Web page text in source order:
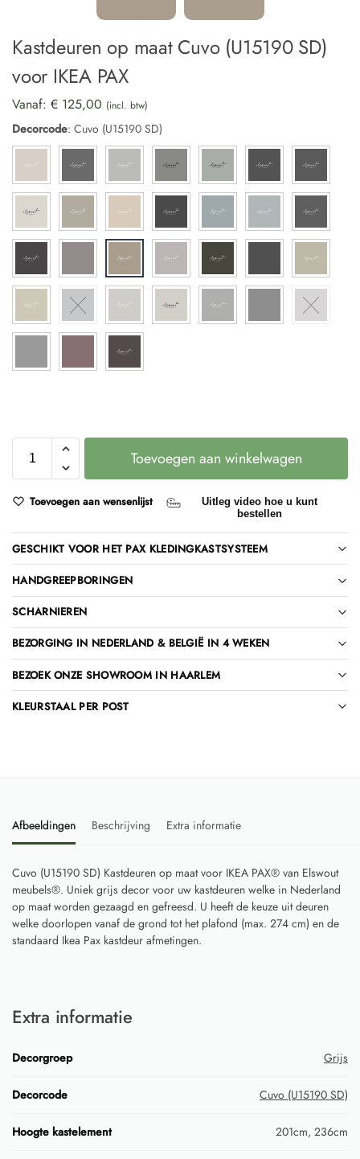
Kastdeuren op maat Cuvo (U15190 SD)
voor IKEA PAX
Vanaf: € 125,00 (incl. btw)
Decorcode: Cuvo (U15190 SD)
Toevoegen aan winkelwagen
Toevoegen aan wensenlijst
Uitleg video hoe u kunt
bestellen
GESCHIKT VOOR HET PAX KLEDINGKASTSYSTEEM
HANDGREEPBORINGEN
SCHARNIEREN
BEZORGING IN NEDERLAND & BELGIË IN 4 WEKEN
BEZOEK ONZE SHOWROOM IN HAARLEM
KLEURSTAAL PER POST
Afbeeldingen Beschrijving Extra informatie
Cuvo (U15190 SD) Kastdeuren op maat voor IKEA PAX® van Elswout
meubels®. Uniek grijs decor voor uw kastdeuren welke in Nederland
op maat worden gezaagd en gefreesd. U heeft de keuze uit deuren
welke doorlopen vanaf de grond tot het plafond (max. 274 cm) en de
standaard Ikea Pax kastdeur afmetingen.
Extra informatie
Decorgroep Grijs
Decorcode Cuvo (U15190 SD)
Hoogte kastelement 201cm, 236cm